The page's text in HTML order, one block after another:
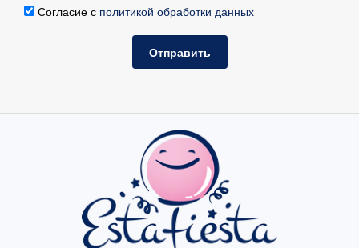
Согласие с политикой обработки данных
Отправить